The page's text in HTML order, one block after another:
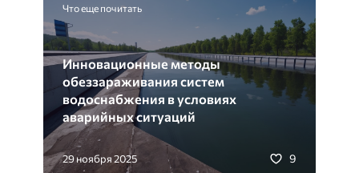
Что еще почитать
Инновационные методы
обеззараживания систем
водоснабжения в условиях
аварийных ситуаций
29 ноября 2025 9